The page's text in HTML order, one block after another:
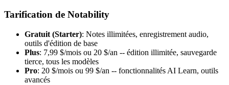
Tarification de Notability
Gratuit (Starter): Notes illimitées, enregistrement audio,
outils d'édition de base
Plus: 7,99 $/mois ou 20 $/an -- édition illimitée, sauvegarde
tierce, tous les modèles
Pro: 20 $/mois ou 99 $/an -- fonctionnalités AI Learn, outils
avancés